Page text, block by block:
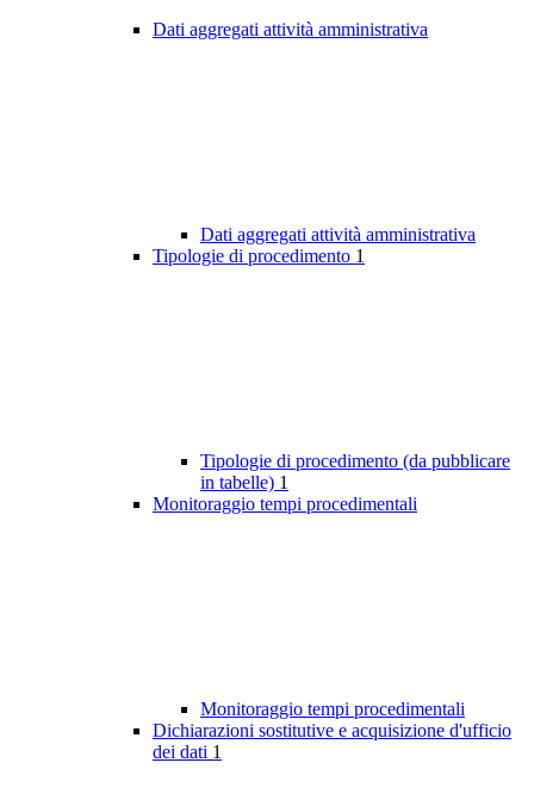
Dati aggregati attività amministrativa
Dati aggregati attività amministrativa
Tipologie di procedimento 1
Tipologie di procedimento (da pubblicare
in tabelle) 1
Monitoraggio tempi procedimentali
Monitoraggio tempi procedimentali
Dichiarazioni sostitutive e acquisizione d'ufficio
dei dati 1